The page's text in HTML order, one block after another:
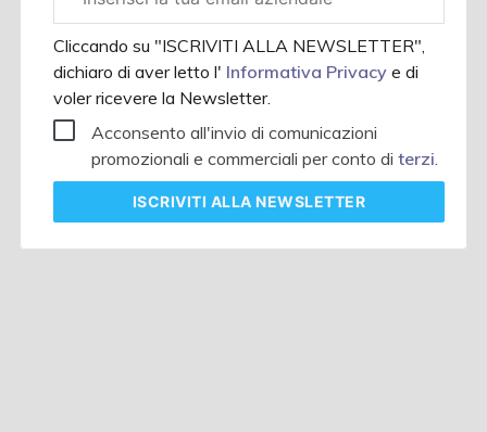
aziendale
Cliccando su "ISCRIVITI ALLA NEWSLETTER",
dichiaro di aver letto l' Informativa Privacye di
voler ricevere la Newsletter.
Acconsento all'invio di comunicazioni
promozionali e commerciali per conto diterzi.
ISCRIVITI ALLA NEWSLETTER